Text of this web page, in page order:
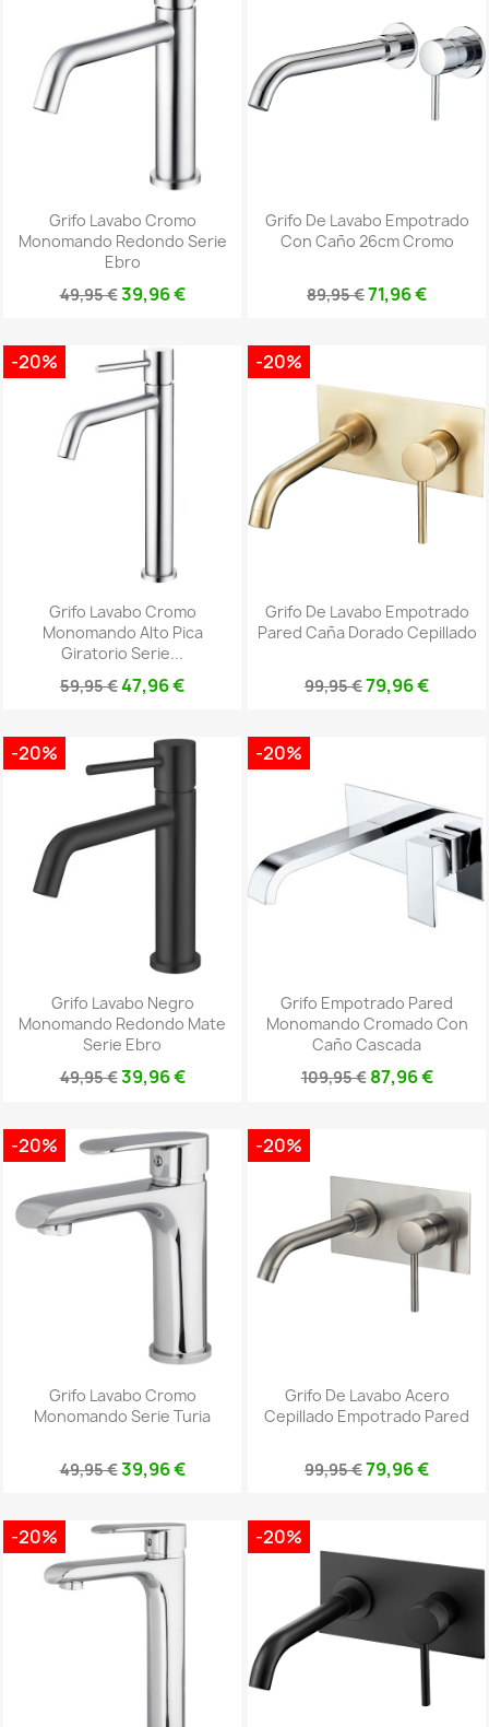
Grifo Lavabo Cromo
Monomando Redondo Serie
Ebro
49,95 €39,96 €
Grifo De Lavabo Empotrado
Con Caño 26cm Cromo
89,95 €71,96 €
Grifo Lavabo Cromo
Monomando Alto Pica
Giratorio Serie...
59,95 €47,96 €
-20%
Grifo De Lavabo Empotrado
Pared Caña Dorado Cepillado
99,95 €79,96 €
-20%
Grifo Lavabo Negro
Monomando Redondo Mate
Serie Ebro
49,95 €39,96 €
-20%
Grifo Empotrado Pared
Monomando Cromado Con
Caño Cascada
109,95 € 87,96 €
-20%
Grifo Lavabo Cromo
Monomando Serie Turia
49,95 €39,96 €
-20%
Grifo De Lavabo Acero
Cepillado Empotrado Pared
99,95 €79,96 €
-20%
-20% -20%